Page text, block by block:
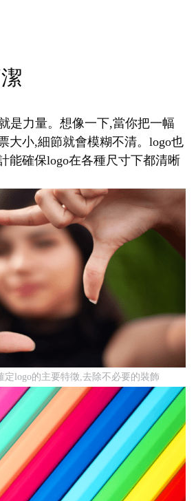
是力量。想像一下,當你把一幅
大小,細節就會模糊不清。logo也
能確保logo在各種尺寸下都清晰
定logo的主要特徵,去除不必要的裝飾